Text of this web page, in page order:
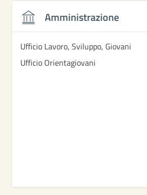
Amministrazione
Ufficio Lavoro, Sviluppo, Giovani
Ufficio Orientagiovani